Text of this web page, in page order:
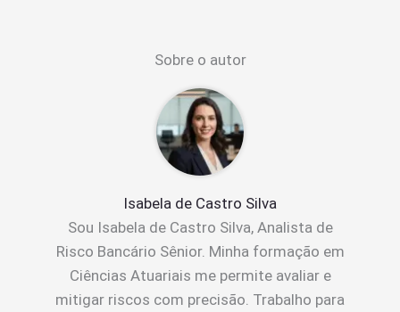
Sobre o autor
Isabela de Castro Silva
Sou Isabela de Castro Silva, Analista de
Risco Bancário Sênior. Minha formação em
Ciências Atuariais me permite avaliar e
mitigar riscos com precisão. Trabalho para